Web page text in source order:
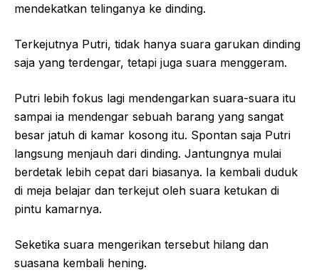
mendekatkan telinganya ke dinding.
Terkejutnya Putri, tidak hanya suara garukan dinding
saja yang terdengar, tetapi juga suara menggeram.
Putri lebih fokus lagi mendengarkan suara-suara itu
sampai ia mendengar sebuah barang yang sangat
besar jatuh di kamar kosong itu. Spontan saja Putri
langsung menjauh dari dinding. Jantungnya mulai
berdetak lebih cepat dari biasanya. Ia kembali duduk
di meja belajar dan terkejut oleh suara ketukan di
pintu kamarnya.
Seketika suara mengerikan tersebut hilang dan
suasana kembali hening.